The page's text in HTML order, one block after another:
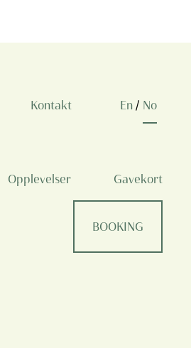
Kontakt en no
Opplevelser Gavekort
BOOKING